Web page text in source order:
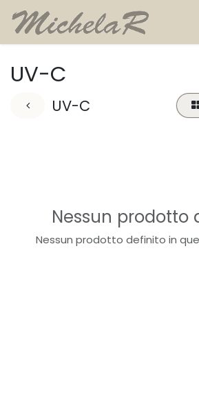
Passa al contenuto
UV-C
UV-C
Nessun prodotto
Nessun prodotto definito in